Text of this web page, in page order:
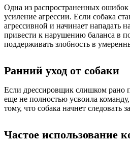
Одна из распространенных
усиление агрессии. Если собака
агрессивной и начинает нападать
привести к нарушению баланса в
поддерживать злобность в
Ранний уход от собаки
Если дрессировщик слишком рано
еще не полностью усвоила
тому, что собака начнет следовать
Частое использование